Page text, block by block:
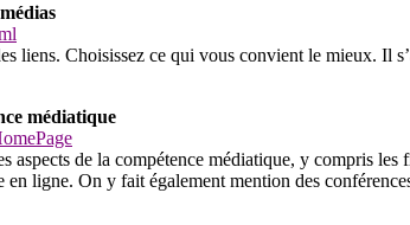
liens. Choisissez ce qui vous convient le mieux. Il
médiatique
aspects de la compétence médiatique, y compris les
en ligne. On y fait également mention des